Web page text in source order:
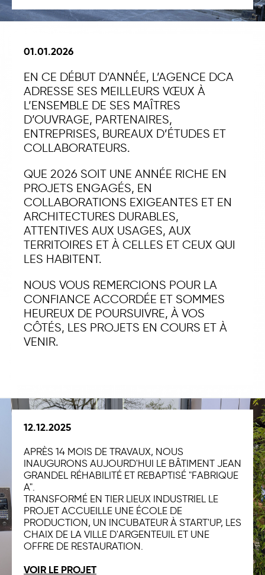
01.01.2026
EN CE DÉBUT D’ANNÉE, L’AGENCE DCA
ADRESSE SES MEILLEURS VŒUX À
L’ENSEMBLE DE SES MAÎTRES
D’OUVRAGE, PARTENAIRES,
ENTREPRISES, BUREAUX D’ÉTUDES ET
COLLABORATEURS.
QUE 2026 SOIT UNE ANNÉE RICHE EN
PROJETS ENGAGÉS, EN
COLLABORATIONS EXIGEANTES ET EN
ARCHITECTURES DURABLES,
ATTENTIVES AUX USAGES, AUX
TERRITOIRES ET À CELLES ET CEUX QUI
LES HABITENT.
NOUS VOUS REMERCIONS POUR LA
CONFIANCE ACCORDÉE ET SOMMES
HEUREUX DE POURSUIVRE, À VOS
CÔTÉS, LES PROJETS EN COURS ET À
VENIR.
12.12.2025
APRÈS 14 MOIS DE TRAVAUX, NOUS
INAUGURONS AUJOURD'HUI LE BÂTIMENT JEAN
GRANDEL RÉHABILITÉ ET REBAPTISÉ "FABRIQUE
A".
TRANSFORMÉ EN TIER LIEUX INDUSTRIEL LE
PROJET ACCUEILLE UNE ÉCOLE DE
PRODUCTION, UN INCUBATEUR À START'UP, LES
CHAIX DE LA VILLE D'ARGENTEUIL ET UNE
OFFRE DE RESTAURATION.
VOIR LE PROJET